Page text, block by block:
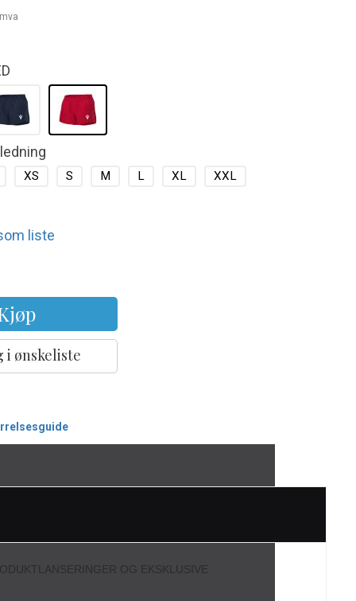
XS S M L XL XXL
liste
i ønskeliste
OG EKSKLUSIVE